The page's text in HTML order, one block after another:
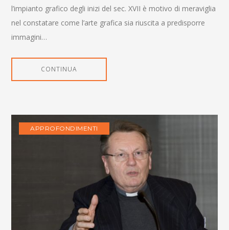
l’impianto grafico degli inizi del sec. XVII è motivo di meraviglia
nel constatare come l’arte grafica sia riuscita a predisporre
immagini…
CONTINUA
APPROFONDIMENTI